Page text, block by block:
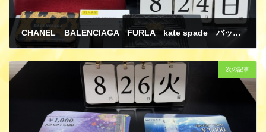
CHANEL BALENCIAGA FURLA kate spade バッグ 財布 買取
次の記事